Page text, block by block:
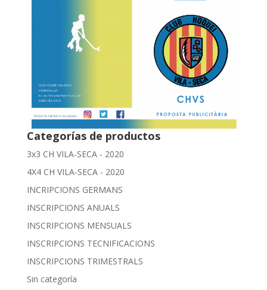
Categorías de productos
3x3 CH VILA-SECA - 2020
4X4 CH VILA-SECA - 2020
INCRIPCIONS GERMANS
INSCRIPCIONS ANUALS
INSCRIPCIONS MENSUALS
INSCRIPCIONS TECNIFICACIONS
INSCRIPCIONS TRIMESTRALS
Sin categoría